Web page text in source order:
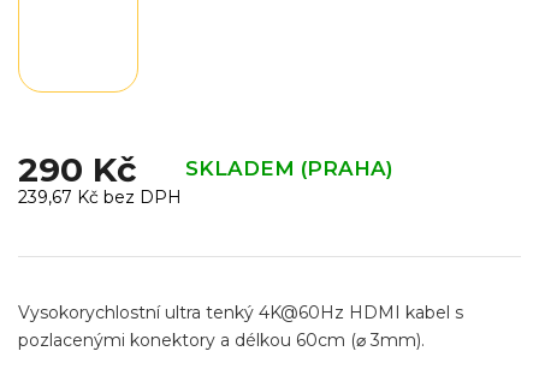
290 Kč SKLADEM (PRAHA)
239,67 Kč bez DPH
cena:
Vysokorychlostní ultra tenký 4K@60Hz HDMI kabel s
pozlacenými konektory a délkou 60cm (⌀ 3mm).